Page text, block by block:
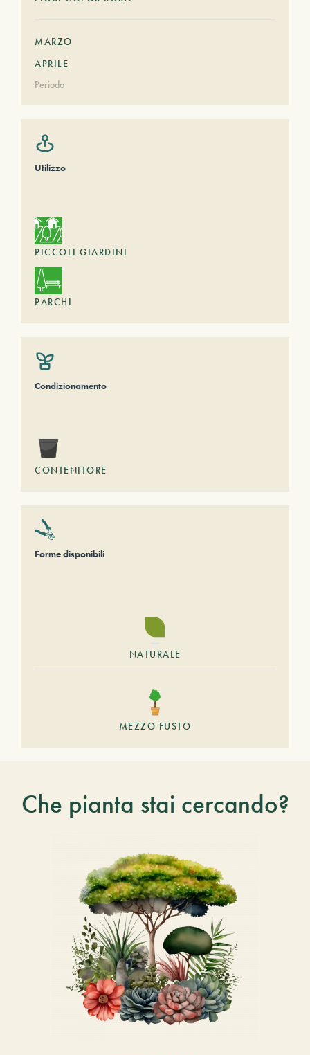
MARZO
APRILE
Periodo
Utilizzo
PICCOLI GIARDINI
PARCHI
Condizionamento
CONTENITORE
Forme disponibili
NATURALE
MEZZO FUSTO
Che pianta stai cercando?